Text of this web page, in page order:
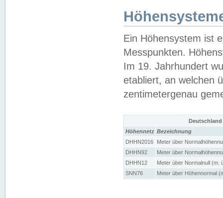
Ein Höhensystem ist
Messpunkten.
Im 19. Jahrhundert
etabliert, an welchen
zentimetergenau
Höhennetz Bezeichnung
DHHN2016
Meter über
DHHN92
Meter über
DHHN12
Meter über Normalnull (m.
SNN76
Meter über Höhennormal